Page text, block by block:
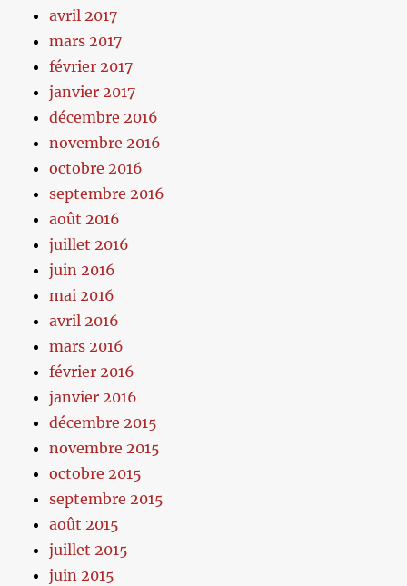
avril 2017
mars 2017
février 2017
janvier 2017
décembre 2016
novembre 2016
octobre 2016
septembre 2016
août 2016
juillet 2016
juin 2016
mai 2016
avril 2016
mars 2016
février 2016
janvier 2016
décembre 2015
novembre 2015
octobre 2015
septembre 2015
août 2015
juillet 2015
juin 2015